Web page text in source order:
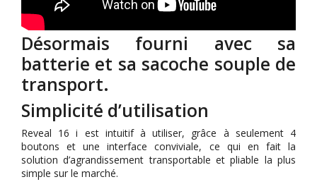
Désormais fourni avec sa
batterie et sa sacoche souple de
transport.
Simplicité d’utilisation
Reveal 16 i est intuitif à utiliser, grâce à seulement 4
boutons et une interface conviviale, ce qui en fait la
solution d’agrandissement transportable et pliable la plus
simple sur le marché.